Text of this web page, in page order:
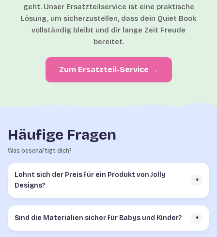
geht. Unser Ersatzteilservice ist eine praktische
Lösung, um sicherzustellen, dass dein Quiet Book
vollständig bleibt und dir lange Zeit Freude
bereitet.
Zum Ersatzteil-Service →
Häufige Fragen
Was beschäftigt dich?
Lohnt sich der Preis für ein Produkt von Jolly
Designs?
+
Sind die Materialien sicher für Babys und Kinder? +